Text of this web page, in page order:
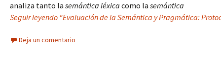
analiza tanto la semántica léxica como la semántica
Seguir leyendo “Evaluación de la Semántica y Pragmática:
Deja un comentario